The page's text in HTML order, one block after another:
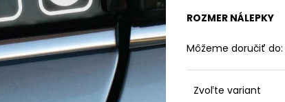
ROZMER NÁLEPKY
Môžeme doručiť do:
Zvoľte variant